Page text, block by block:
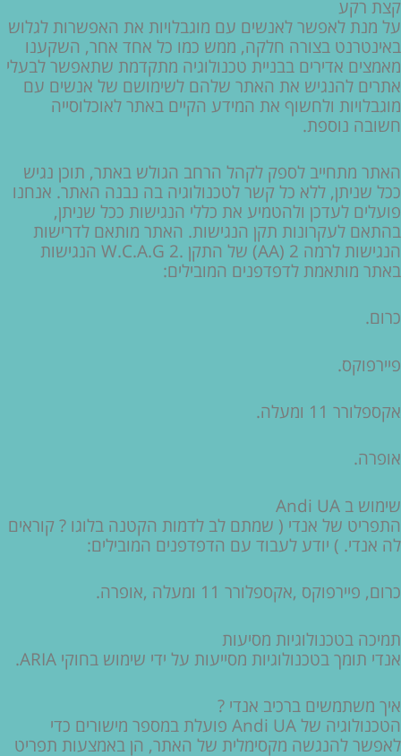
המרכזי,
באפשרותך
ללחוץ
אנטר
כדי
לדלג
לאזור
המרכזי,
באפשרותך
ללחוץ
אנטר
כדי
לדלג
לאזור
המרכזי,
באפשרותך
ללחוץ
אנטר
כדי
לדלג
לאזור
המרכזי,
באפשרותך
ללחוץ
אנטר
כדי
לדלג
לאזור
המרכזי,
באפשרותך
ללחוץ
אנטר
כדי
לדלג
לאזור
המרכזי,
באפשרותך
ללחוץ
אנטר
כדי
לדלג
לאזור
המרכזי,
באפשרותך
ללחוץ
אנטר
כדי
לדלג
לאזור
המרכזי,
באפשרותך
ללחוץ
אנטר
כדי
לדלג
לאזור
המרכזי,
באפשרותך
ללחוץ
אנטר
כדי
לדלג
לאזור
המרכזי,
באפשרותך
ללחוץ
אנטר
כדי
לדלג
לאזור
המרכזי,
באפשרותך
ללחוץ
אנטר
כדי
לדלג
לאזור
המרכזי,
באפשרותך
ללחוץ
אנטר
כדי
לדלג
לאזור
המרכזי,
באפשרותך
ללחוץ
אנטר
כדי
לדלג
לאזור
המרכזי,
באפשרותך
ללחוץ
אנטר
כדי
לדלג
לאזור
התוכן
המרכזי,
באפשרותך
ללחוץ
אנטר
כדי
לדלג
התוכן
המרכזי,
באפשרותך
ללחוץ
אנטר
כדי
לדלג
התוכן
המרכזי,
באפשרותך
ללחוץ
אנטר
כדי
לדלג
קצת רקע
על מנת לאפשר לאנשים עם מוגבלויות את האפשרות לגלוש
באינטרנט בצורה חלקה, ממש כמו כל אחד אחר, השקענו
מאמצים אדירים בבניית טכנולוגיה מתקדמת שתאפשר לבעלי
אתרים להנגיש את האתר שלהם לשימושם של אנשים עם
מוגבלויות ולחשוף את המידע הקיים באתר לאוכלוסייה
חשובה נוספת.
האתר מתחייב לספק לקהל הרחב הגולש באתר, תוכן נגיש
ככל שניתן, ללא כל קשר לטכנולוגיה בה נבנה האתר. אנחנו
פועלים לעדכן ולהטמיע את כללי הנגישות ככל שניתן,
בהתאם לעקרונות תקן הנגישות. האתר מותאם לדרישות
הנגישות לרמה 2 (AA) של התקן .W.C.A.G 2 הנגישות
באתר מותאמת לדפדפנים המובילים:
כרום.
פיירפוקס.
אקספלורר 11 ומעלה.
אופרה.
שימוש ב Andi UA
התפריט של אנדי ( שמתם לב לדמות הקטנה בלוגו ? קוראים
לה אנדי. ) יודע לעבוד עם הדפדפנים המובילים:
כרום, פיירפוקס ,אקספלורר 11 ומעלה ,אופרה.
תמיכה בטכנולוגיות מסיעות
אנדי תומך בטכנולוגיות מסייעות על ידי שימוש בחוקי ARIA.
איך משתמשים ברכיב אנדי ?
הטכנולוגיה של Andi UA פועלת במספר מישורים כדי
לאפשר להנגשה מקסימלית של האתר, הן באמצעות תפריט